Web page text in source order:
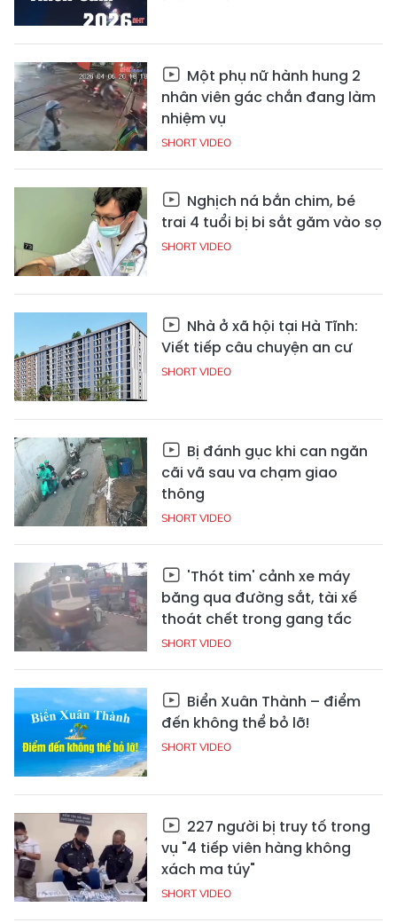
Một phụ nữ hành hung 2
nhân viên gác chắn đang làm
nhiệm vụ
SHORT VIDEO
Nghịch ná bắn chim, bé
trai 4 tuổi bị bi sắt găm vào sọ
SHORT VIDEO
Nhà ở xã hội tại Hà Tĩnh:
Viết tiếp câu chuyện an cư
SHORT VIDEO
Bị đánh gục khi can ngăn
cãi vã sau va chạm giao
thông
SHORT VIDEO
'Thót tim' cảnh xe máy
băng qua đường sắt, tài xế
thoát chết trong gang tấc
SHORT VIDEO
Biển Xuân Thành – điểm
đến không thể bỏ lỡ!
SHORT VIDEO
227 người bị truy tố trong
vụ "4 tiếp viên hàng không
xách ma túy"
SHORT VIDEO